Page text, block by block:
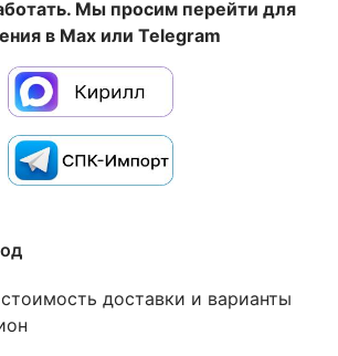
Мы просим перейти для
в Max или Telegram
доставки и варианты